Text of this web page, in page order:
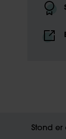
Stond